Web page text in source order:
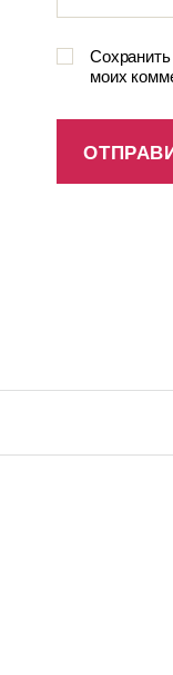
моих